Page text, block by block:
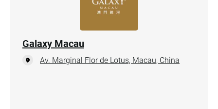
Galaxy Macau
Av. Marginal Flor de Lotus, Macau, China